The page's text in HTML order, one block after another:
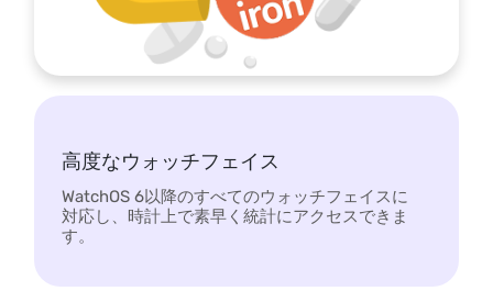
高度なウォッチフェイス
WatchOS 6以降のすべてのウォッチフェイスに
対応し、時計上で素早く統計にアクセスできま
す。